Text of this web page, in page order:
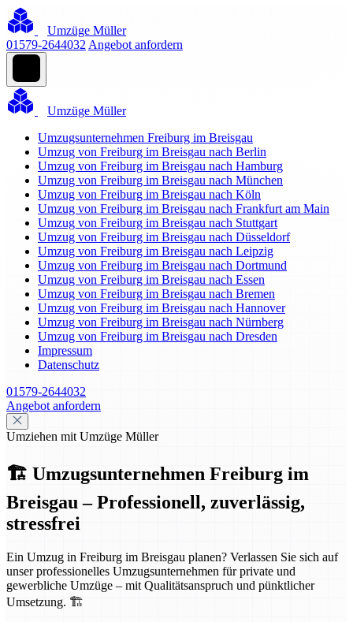
Umzüge Müller
01579-2644032 Angebot anfordern
Umzüge Müller
Umzugsunternehmen Freiburg im Breisgau
Umzug von Freiburg im Breisgau nach Berlin
Umzug von Freiburg im Breisgau nach Hamburg
Umzug von Freiburg im Breisgau nach München
Umzug von Freiburg im Breisgau nach Köln
Umzug von Freiburg im Breisgau nach Frankfurt am Main
Umzug von Freiburg im Breisgau nach Stuttgart
Umzug von Freiburg im Breisgau nach Düsseldorf
Umzug von Freiburg im Breisgau nach Leipzig
Umzug von Freiburg im Breisgau nach Dortmund
Umzug von Freiburg im Breisgau nach Essen
Umzug von Freiburg im Breisgau nach Bremen
Umzug von Freiburg im Breisgau nach Hannover
Umzug von Freiburg im Breisgau nach Nürnberg
Umzug von Freiburg im Breisgau nach Dresden
Impressum
Datenschutz
01579-2644032
Angebot anfordern
Umziehen mit Umzüge Müller
🏗️ Umzugsunternehmen Freiburg im
Breisgau – Professionell, zuverlässig,
stressfrei
Ein Umzug in Freiburg im Breisgau planen? Verlassen Sie sich auf
unser professionelles Umzugsunternehmen für private und
gewerbliche Umzüge – mit Qualitätsanspruch und pünktlicher
Umsetzung. 🏗️